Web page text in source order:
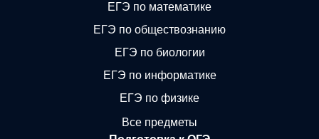
ЕГЭ по математике
ЕГЭ по обществознанию
ЕГЭ по биологии
ЕГЭ по информатике
ЕГЭ по физике
Все предметы